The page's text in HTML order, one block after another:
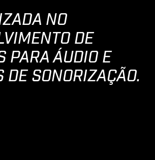
NO
DE
PARA ÁUDIO E
DE SONORIZAÇÃO.